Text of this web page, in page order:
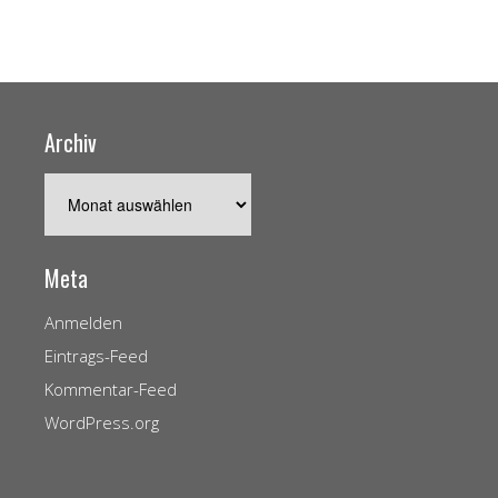
Archiv
Meta
Anmelden
Eintrags-Feed
Kommentar-Feed
WordPress.org